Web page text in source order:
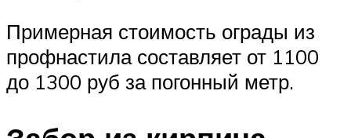
Примерная стоимость ограды из
профнастила составляет от 1100
до 1300 руб за погонный метр.